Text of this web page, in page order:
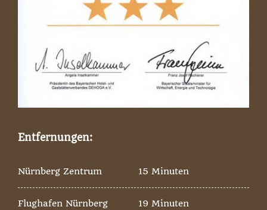
Entfernungen:
Nürnberg Zentrum 15 Minuten
Flughafen Nürnberg 19 Minuten